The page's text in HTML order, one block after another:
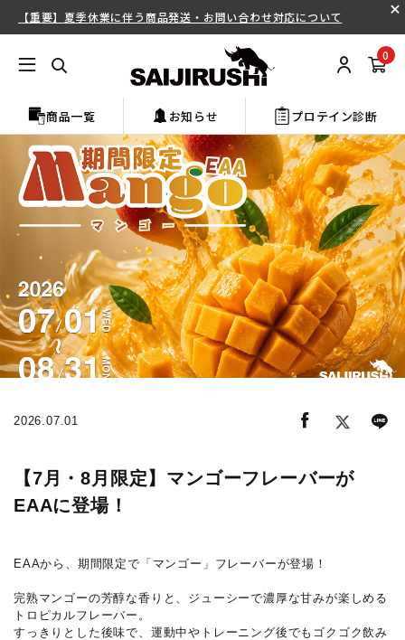
【重要】夏季休業に伴う商品発送・お問い合わせ対応について
0
商品一覧 お知らせ プロテイン診断
2026.07.01
【7月・8月限定】マンゴーフレーバーが
EAAに登場！
EAAから、期間限定で「マンゴー」フレーバーが登場！
完熟マンゴーの芳醇な香りと、ジューシーで濃厚な甘みが楽しめる
トロピカルフレーバー。
すっきりとした後味で、運動中やトレーニング後でもゴクゴク飲み